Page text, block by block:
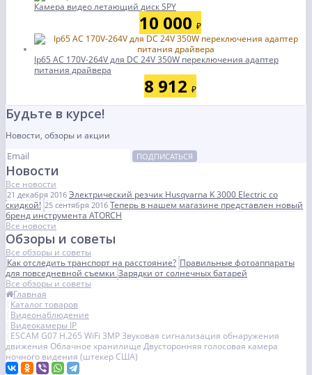
Камера видео летающий диск SPY
10 000 ₽
Ip65 AC 170V-264V для DC 24V 350W переключения адаптер
питания драйвера
8 912 ₽
Будьте в курсе!
Новости, обзоры и акции
ПОДПИСАТЬСЯ
Новости
Все новости
21 декабря 2016 Электрический резчик Husqvarna K 3000 Electric со
скидкой! 25 сентября 2016 Теперь в нашем магазине представлен новый
бренд инструмента ATORCH
Все новости
Обзоры и советы
Все обзоры и советы
Как отследить транспорт на расстояние? Правильные фотоаппараты
для повседневной съемкиЗарядки от солнечных батарей
Все обзоры и советы
Главная
Каталог товаров
Видеонаблюдение
Видеокамеры IP
ESCAM G07 H.265 WiFi 3MP Звуковая сигнализация обнаружения
движения Облачное хранилище Двусторонняя голосовая камера
ночного видения (штекер США)